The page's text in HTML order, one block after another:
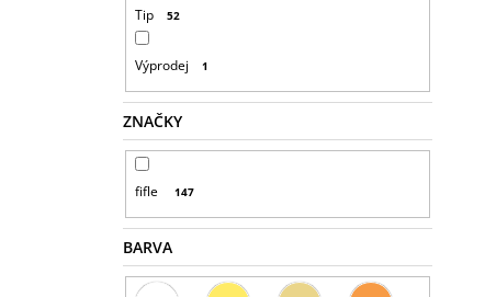
Tip 52
Výprodej 1
ZNAČKY
fifle 147
BARVA